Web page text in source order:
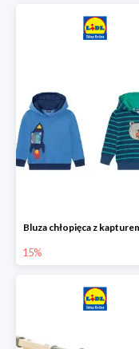
Bluza chłopięca z
15%